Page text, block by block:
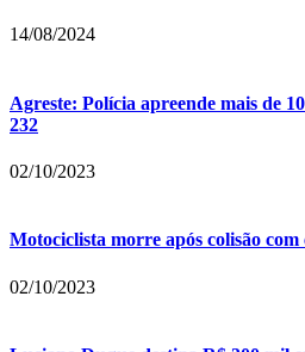
14/08/2024
Agreste: Polícia apreende mais de
232
02/10/2023
Motociclista morre após colisão
02/10/2023